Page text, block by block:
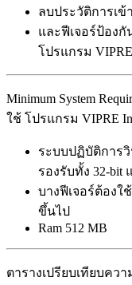
ลบประวัติการเ
และฟีเจอร์ป้อง
โปรแกรม VIPRE
Minimum System
ใช้ โปรแกรม VIPRE
ระบบปฏิบัติการวิ
รองรับทั้ง 32-bit
บางฟีเจอร์ต้องใ
ขึ้นไป
Ram 512 MB
ตารางเปรียบเทียบคว